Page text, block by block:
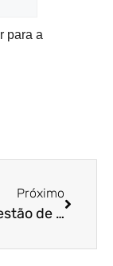
para a
Próximo
Guia de gestão de caixa na crise para o Varejo